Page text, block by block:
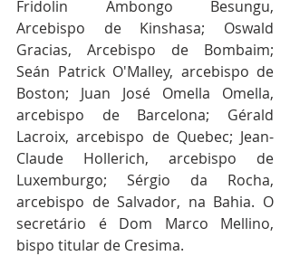
Fridolin Ambongo Besungu,
Arcebispo de Kinshasa; Oswald
Gracias, Arcebispo de Bombaim;
Seán Patrick O'Malley, arcebispo de
Boston; Juan José Omella Omella,
arcebispo de Barcelona; Gérald
Lacroix, arcebispo de Quebec; Jean-
Claude Hollerich, arcebispo de
Luxemburgo; Sérgio da Rocha,
arcebispo de Salvador, na Bahia. O
secretário é Dom Marco Mellino,
bispo titular de Cresima.